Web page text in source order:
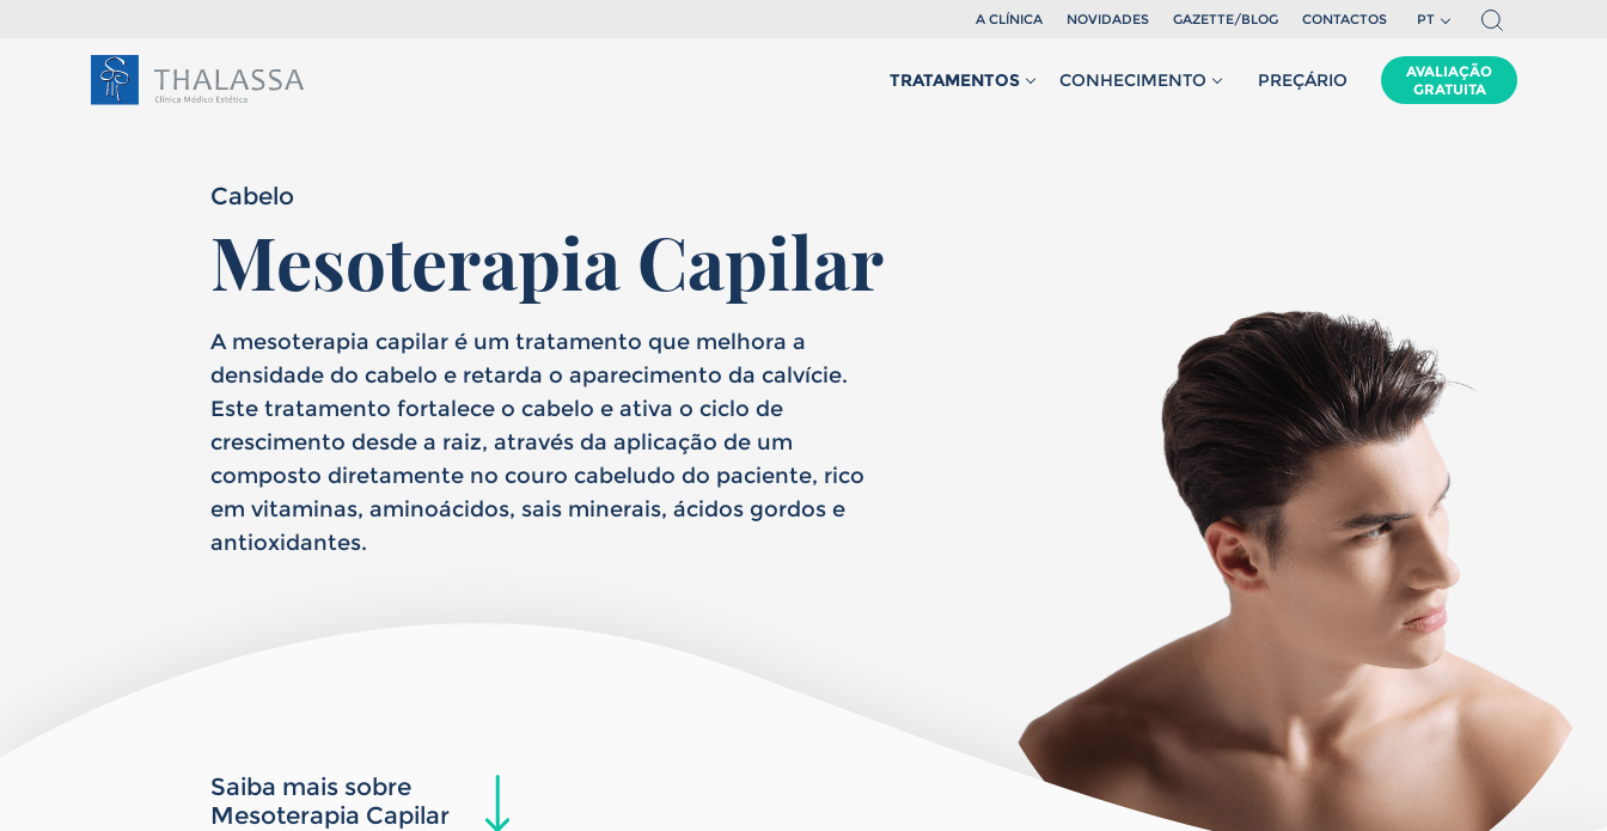
A CLÍNICA NOVIDADES GAZETTE/BLOG CONTACTOS PT
EN
FR
TRATAMENTOS CONHECIMENTO PREÇÁRIO
AVALIAÇÃO
GRATUITA
Olá,chamo-me ,
sou Homem anos
Cabelo
Mesoterapia Capilar
A mesoterapia capilar é um tratamento que melhora a
densidade do cabelo e retarda o aparecimento da calvície.
Este tratamento fortalece o cabelo e ativa o ciclo de
crescimento desde a raiz, através da aplicação de um
composto diretamente no couro cabeludo do paciente, rico
em vitaminas, aminoácidos, sais minerais, ácidos gordos e
antioxidantes.
Saiba mais sobre
Mesoterapia Capilar